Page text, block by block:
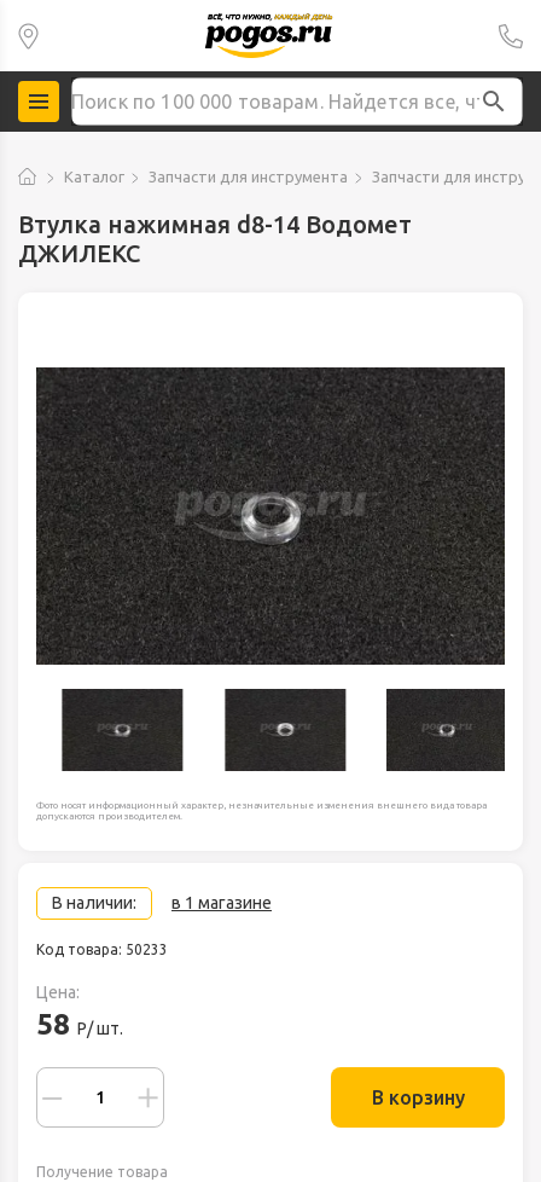
Каталог Запчасти для инструмента Запчасти для
Втулка нажимная d8-14 Водомет
ДЖИЛЕКС
Фото носят информационный характер, незначительные изменения внешнего вида товара
допускаются производителем.
В наличии: в 1 магазине
Код товара: 50233
Цена:
58 Р/ шт.
В корзину
Получение товара